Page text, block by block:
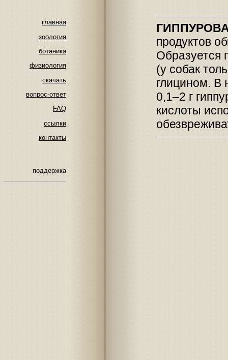
главная
зоология
ботаника
физиология
скачать
вопрос-ответ
FAQ
ссылки
контакты
поддержка
продуктов
Образуется
(у собак
глицином. В
0,1–2 г
кислоты